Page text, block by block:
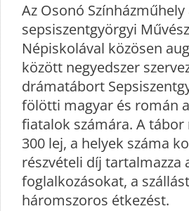
Az Osonó Színházműhely
sepsiszentgyörgyi
Népiskolával közösen
között negyedszer
drámatábort
fölötti magyar és román
fiatalok számára. A tábor
300 lej, a helyek száma
részvételi díj tartalmazza
foglalkozásokat, a
háromszoros étkezést.